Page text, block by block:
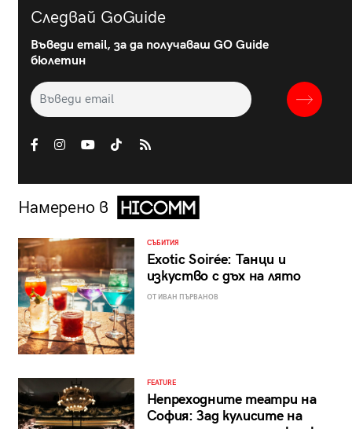
Следвай GoGuide
Въведи email, за да получаваш GO Guide
бюлетин
Намерено в
СЪБИТИЯ
Exotic Soirée: Танци и
изкуство с дъх на лято
ОТ ИВАН ПЪРВАНОВ
FEATURE
Непреходните театри на
София: Зад кулисите на